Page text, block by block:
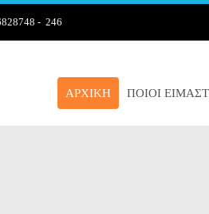
- 246
ΑΡΧΙΚΉ ΠΟΙΟΊ